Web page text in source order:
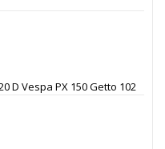
D Vespa PX 150 Getto 102